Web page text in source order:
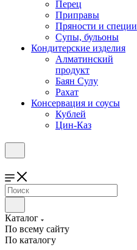
Перец
Приправы
Пряности и специи
Супы, бульоны
Кондитерские изделия
Алматинский
продукт
Баян Сулу
Рахат
Консервация и соусы
Кублей
Цин-Каз
Каталог
По всему сайту
По каталогу